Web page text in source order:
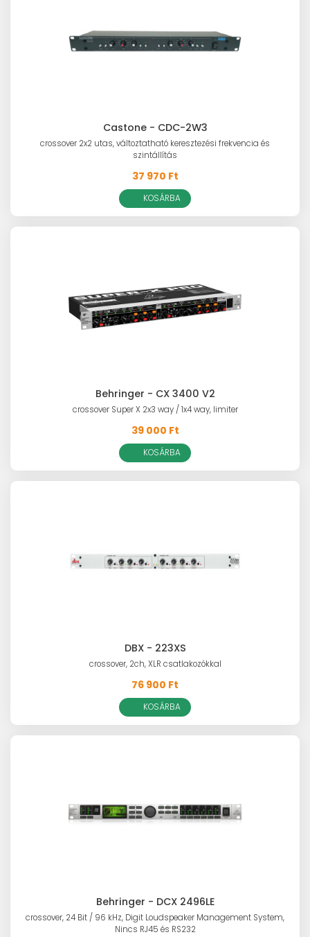
Castone - CDC-2W3
crossover 2x2 utas, változtatható keresztezési frekvencia és
szintállítás
37 970 Ft
KOSÁRBA
Behringer - CX 3400 V2
crossover Super X 2x3 way / 1x4 way, limiter
39 000 Ft
KOSÁRBA
DBX - 223XS
crossover, 2ch, XLR csatlakozókkal
76 900 Ft
KOSÁRBA
Behringer - DCX 2496LE
crossover, 24 Bit / 96 kHz, Digit Loudspeaker Management System,
Nincs RJ45 és RS232